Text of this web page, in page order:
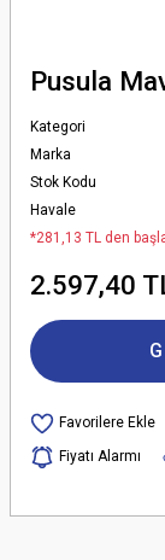
Pusula
Kategori
Marka
Stok Kodu
Havale
*281,13 TL den
2.597,40
Fiyatı Alarmı